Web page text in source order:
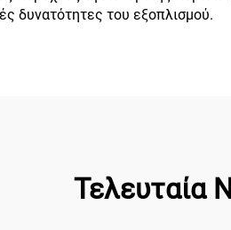
δυνατότητες του εξοπλισμού.
Τελευταία